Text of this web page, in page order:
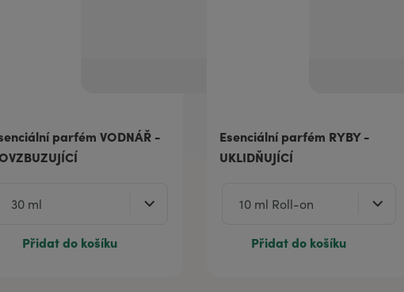
parfém VODNÁŘ -
Přidat do košíku
Esenciální parfém RYBY -
UKLIDŇUJÍCÍ
Přidat do košíku